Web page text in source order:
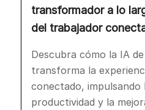
transformador a lo
del trabajador
Descubra cómo la IA
transforma la
conectado, impulsando
productividad y la